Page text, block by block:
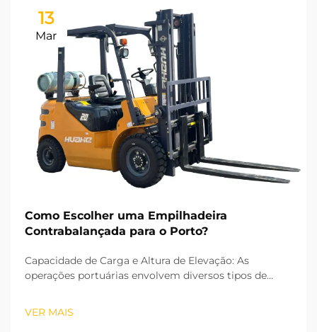
13
Mar
Como Escolher uma Empilhadeira
Contrabalançada para o Porto?
Capacidade de Carga e Altura de Elevação: As
operações portuárias envolvem diversos tipos de
de carga o primeiro fator crítico na seleção de uma
VER MAIS